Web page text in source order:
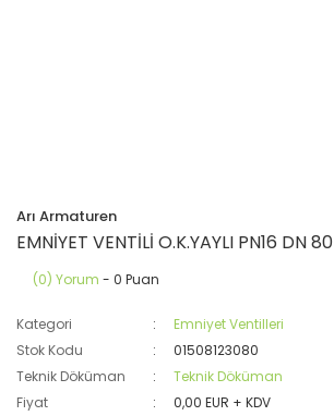
Arı Armaturen
EMNİYET VENTİLİ O.K.YAYLI PN16 DN 80
(0) Yorum - 0 Puan
Kategori
Emniyet Ventilleri
Stok Kodu
01508123080
Teknik Döküman
Teknik Döküman
Fiyat
0,00 EUR + KDV